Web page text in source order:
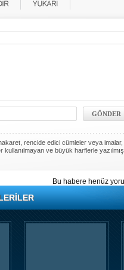
rencide edici cümleler veya imalar,
ve büyük harflerle
Bu habere henüz